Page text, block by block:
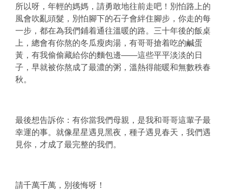
所以呀，年輕的媽媽，請勇敢地往前走吧！別怕路上的
風會吹亂頭髮，別怕腳下的石子會絆住腳步，你走的每
一步，都在為我們鋪着通往溫暖的路。三十年後的飯桌
上，總會有你熬的冬瓜瘦肉湯，有哥哥搶着吃的鹹蛋
黃，有我偷偷藏給你的麵包邊——這些平平淡淡的日
子，早就被你熬成了最濃的粥，溫熱得能暖和無數秩春
秋。
最後想告訴你：有你當我們母親，是我和哥哥這輩子最
幸運的事。就像星星遇見黑夜，種子遇見春天，我們遇
見你，才成了最完整的我們。
請千萬千萬，別後悔呀！